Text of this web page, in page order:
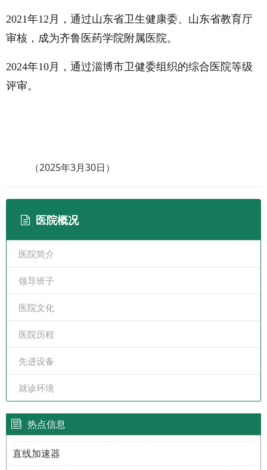
2021年12月，通过山东省卫生健康委、山东省教育厅
审核，成为齐鲁医药学院附属医院。
2024年10月，通过淄博市卫健委组织的综合医院等级
评审。
（2025年3月30日）
医院概况
医院简介
领导班子
医院文化
医院历程
先进设备
就诊环境
热点信息
直线加速器